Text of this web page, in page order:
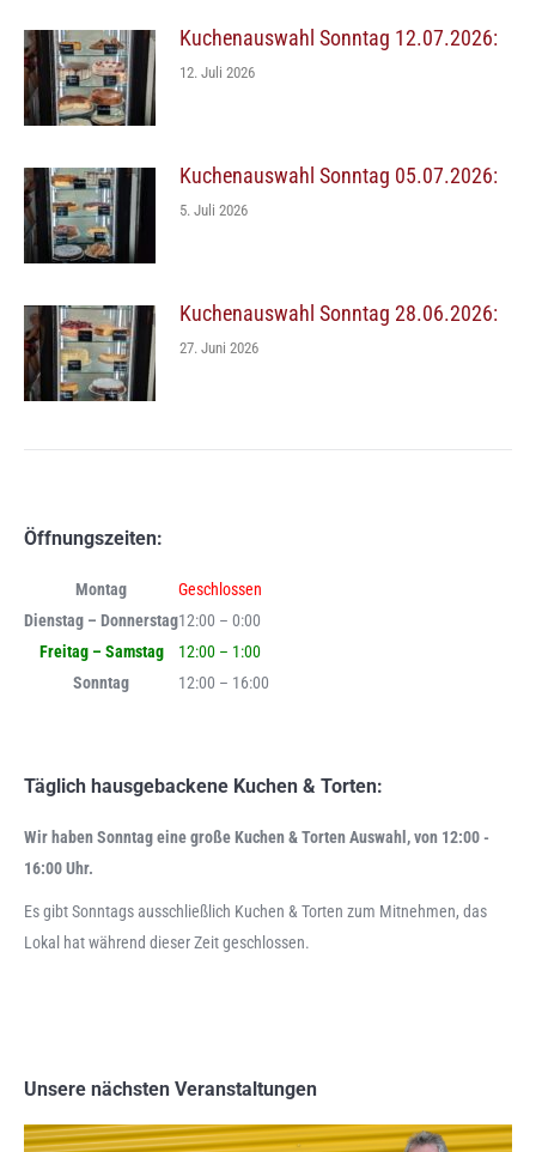
Kuchenauswahl Sonntag 12.07.2026:
12. Juli 2026
Kuchenauswahl Sonntag 05.07.2026:
5. Juli 2026
Kuchenauswahl Sonntag 28.06.2026:
27. Juni 2026
Öffnungszeiten:
Montag
Geschlossen
Dienstag – Donnerstag12:00 – 0:00
Freitag – Samstag
12:00 – 1:00
Sonntag
12:00 – 16:00
Täglich hausgebackene Kuchen & Torten:
Wir haben Sonntag eine große Kuchen & Torten Auswahl, von 12:00 -
16:00 Uhr.
Es gibt Sonntags ausschließlich Kuchen & Torten zum Mitnehmen, das
Lokal hat während dieser Zeit geschlossen.
Unsere nächsten Veranstaltungen